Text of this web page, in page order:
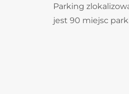
Parking
jest 90 miejsc